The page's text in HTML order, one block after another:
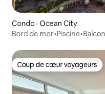
Condo · Ocean City
Bord de
Coup de cœur voyageurs
Coup de cœur voyageurs